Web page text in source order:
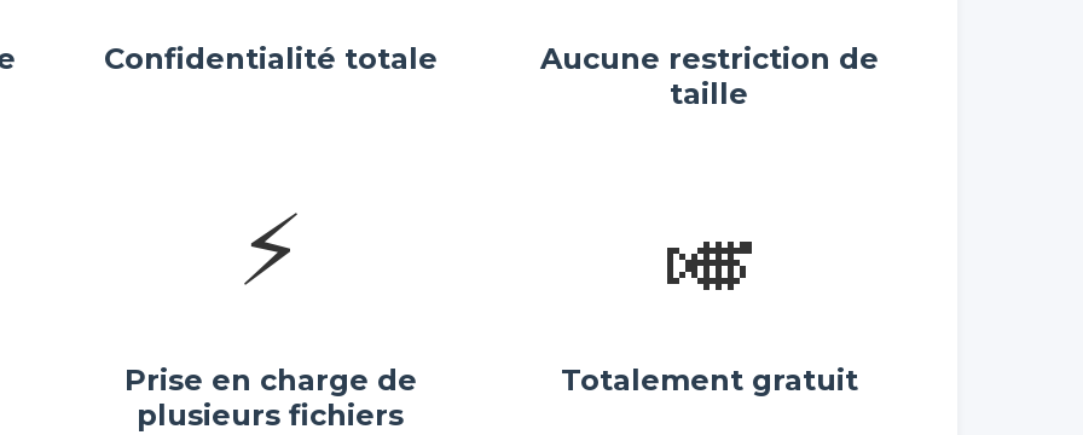
Confidentialité totale
Aucune restriction de
taille
⚡
Prise en charge de
plusieurs fichiers
🎺
Totalement gratuit